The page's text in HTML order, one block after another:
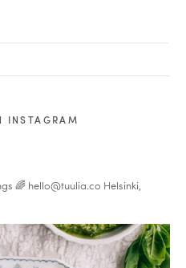
INSTAGRAM
🌈 hello@tuulia.co Helsinki,